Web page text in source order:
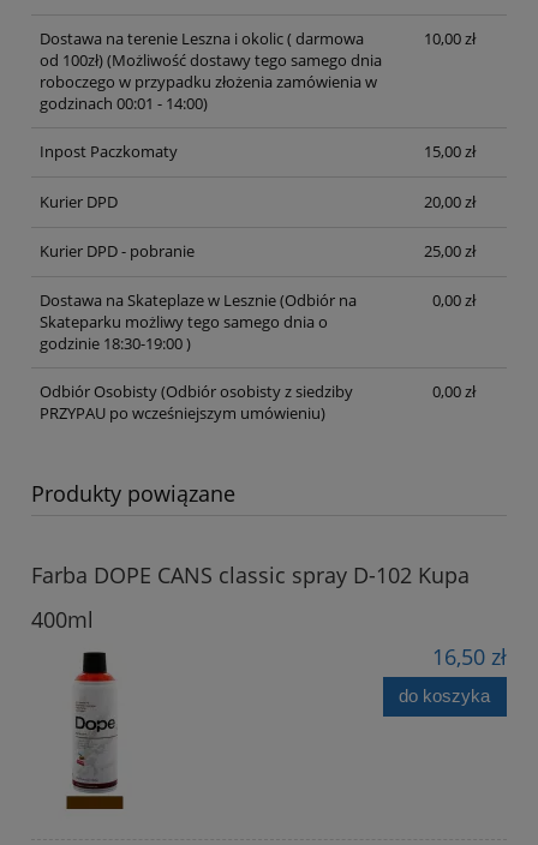
Dostawa na terenie Leszna i okolic ( darmowa
od 100zł)(Możliwość dostawy tego samego dnia
roboczego w przypadku złożenia zamówienia w
godzinach 00:01 - 14:00)
10,00 zł
Inpost Paczkomaty 15,00 zł
Kurier DPD 20,00 zł
Kurier DPD - pobranie 25,00 zł
Dostawa na Skateplaze w Lesznie(Odbiór na
Skateparku możliwy tego samego dnia o
godzinie 18:30-19:00 )
0,00 zł
Odbiór Osobisty(Odbiór osobisty z siedziby
PRZYPAU po wcześniejszym umówieniu)
0,00 zł
Produkty powiązane
Farba DOPE CANS classic spray D-102 Kupa
400ml
16,50 zł
do koszyka